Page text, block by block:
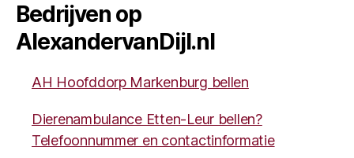
Bedrijven op
AlexandervanDijl.nl
AH Hoofddorp Markenburg bellen
Dierenambulance Etten-Leur bellen?
Telefoonnummer en contactinformatie